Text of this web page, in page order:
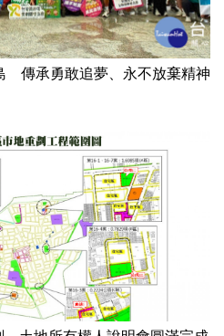
傳承勇敢追夢、永不放棄精神